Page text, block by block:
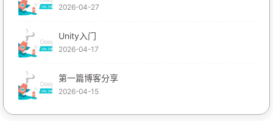
2026-04-27
Unity入门
2026-04-17
第一篇博客分享
2026-04-15